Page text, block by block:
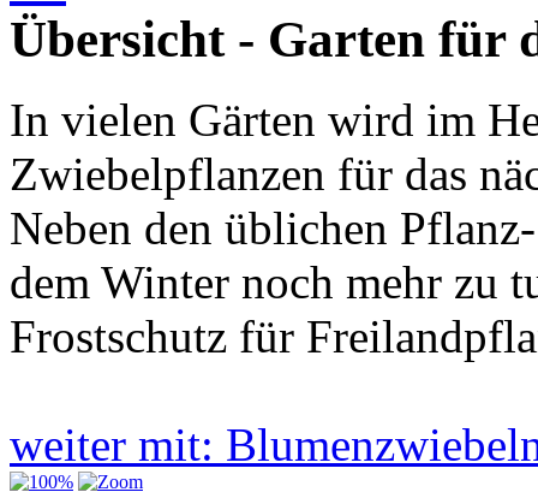
Übersicht - Garten für
In vielen Gärten wird im
Zwiebelpflanzen für das
Neben den üblichen
dem Winter noch mehr zu
Frostschutz für
weiter mit: